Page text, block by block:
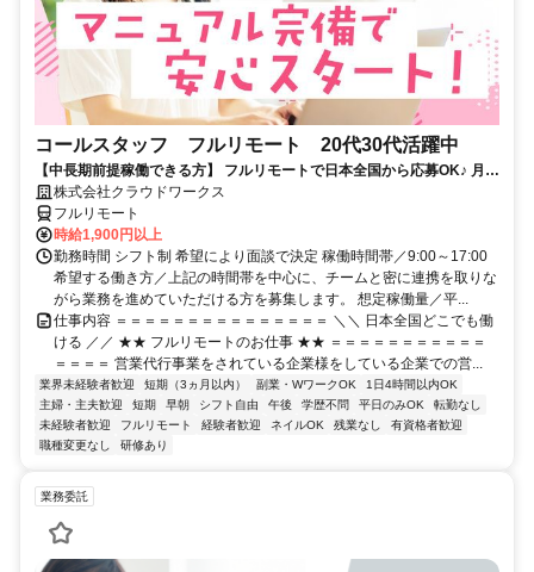
コールスタッフ フルリモート 20代30代活躍中
【中長期前提稼働できる方】 フルリモートで日本全国から応募OK♪ 月稼
働80時間で安定収入！
株式会社クラウドワークス
フルリモート
時給1,900円以上
勤務時間 シフト制 希望により面談で決定 稼働時間帯／9:00～17:00
希望する働き方／上記の時間帯を中心に、チームと密に連携を取りな
がら業務を進めていただける方を募集します。 想定稼働量／平...
仕事内容 ＝＝＝＝＝＝＝＝＝＝＝＝＝＝＝ ＼＼ 日本全国どこでも働
ける ／／ ★★ フルリモートのお仕事 ★★ ＝＝＝＝＝＝＝＝＝＝＝
＝＝＝＝ 営業代行事業をされている企業様をしている企業での営...
業界未経験者歓迎 短期（3ヵ月以内） 副業・WワークOK
1日4時間以内OK
主婦・主夫歓迎
短期 早朝 シフト自由 午後 学歴不問 平日のみOK
転勤なし
未経験者歓迎
フルリモート 経験者歓迎 ネイルOK 残業なし
有資格者歓迎
職種変更なし
研修あり
業務委託